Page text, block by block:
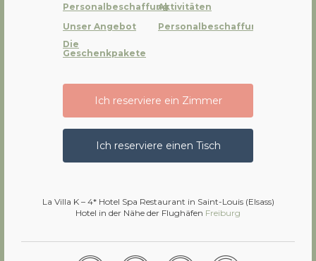
PersonalbeschaffungAktivitäten
Unser Angebot
Personalbeschaffung
Die
Geschenkpakete
Ich reserviere ein Zimmer
Ich reserviere einen Tisch
La Villa K – 4* Hotel Spa Restaurant in Saint-Louis (Elsass)
Hotel in der Nähe der Flughäfen Freiburg